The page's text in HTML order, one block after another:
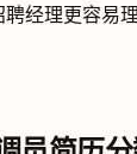
经理更容易